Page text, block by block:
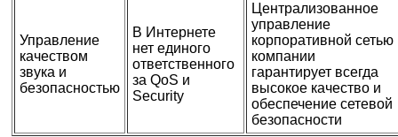
Управление
качеством
звука и
безопасностью
В Интернете
нет единого
ответственного
за QoS и
Security
Централизованное
управление
корпоративной сетью
компании
гарантирует всегда
высокое качество и
обеспечение сетевой
безопасности